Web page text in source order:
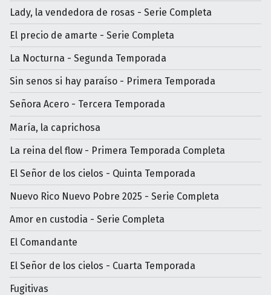
Lady, la vendedora de rosas - Serie Completa
El precio de amarte - Serie Completa
La Nocturna - Segunda Temporada
Sin senos si hay paraíso - Primera Temporada
Señora Acero - Tercera Temporada
María, la caprichosa
La reina del flow - Primera Temporada Completa
El Señor de los cielos - Quinta Temporada
Nuevo Rico Nuevo Pobre 2025 - Serie Completa
Amor en custodia - Serie Completa
El Comandante
El Señor de los cielos - Cuarta Temporada
Fugitivas